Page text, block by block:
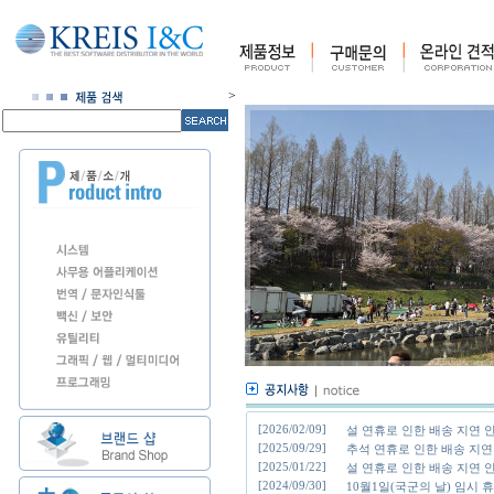
>
[2026/02/09]
설 연휴로 인한 배송 지연
[2025/09/29]
추석 연휴로 인한 배송 지
[2025/01/22]
설 연휴로 인한 배송 지연
[2024/09/30]
10월1일(국군의 날) 임시